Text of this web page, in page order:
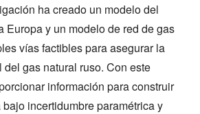
ha creado un modelo del
Europa y un modelo de red de gas
vías factibles para asegurar la
gas natural ruso. Con este
información para construir
incertidumbre paramétrica y